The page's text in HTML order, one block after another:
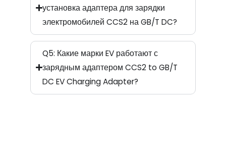
установка адаптера для зарядки
электромобилей CCS2 на GB/T DC?
Q5: Какие марки EV работают с
зарядным адаптером CCS2 to GB/T
DC EV Charging Adapter?